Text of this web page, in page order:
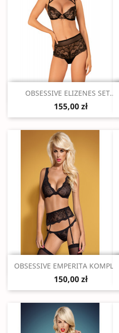
Szybki podgląd
OBSESSIVE ELIZENES SET...
155,00 zł
Szybki podgląd
OBSESSIVE EMPERITA
150,00 zł